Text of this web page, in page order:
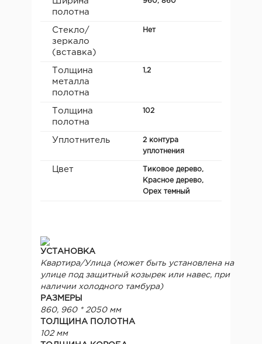
полотна
Стекло/
зеркало
(вставка)
Нет
Толщина
металла
полотна
1,2
Толщина
полотна
102
Уплотнитель
2 контура
уплотнения
Цвет
Тиковое дерево,
Красное дерево,
Орех темный
УСТАНОВКА
Квартира/Улица (может быть установлена на
улице под защитный козырек или навес, при
наличии холодного тамбура)
РАЗМЕРЫ
860, 960 * 2050 мм
ТОЛЩИНА ПОЛОТНА
102 мм